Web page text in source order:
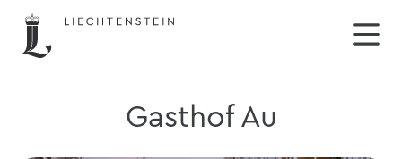
Gasthof Au